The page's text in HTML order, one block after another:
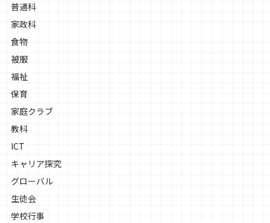
普通科
家政科
食物
被服
福祉
保育
家庭クラブ
教科
ICT
キャリア探究
グローバル
生徒会
学校行事